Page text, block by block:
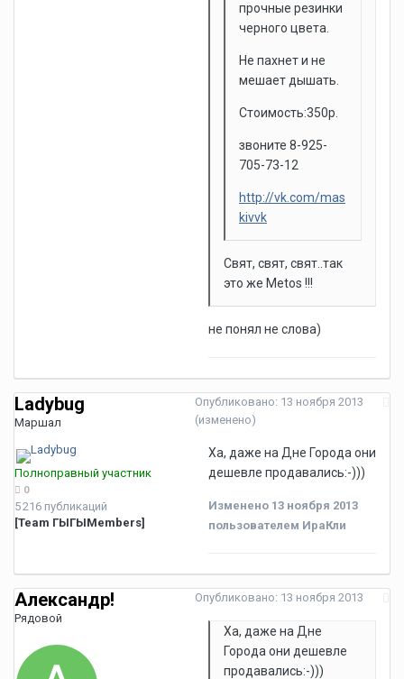
прочные резинки
черного цвета.
Не пахнет и не
мешает дышать.
Стоимость:350р.
звоните 8-925-
705-73-12
http://vk.com/mas
kivvk
Свят, свят, свят..так
это же Metos !!!
не понял не слова)
Ladybug
Маршал
Полноправный участник
0
5 216 публикаций
[Team ГЫГЫMembers]
Опубликовано: 13 ноября 2013
(изменено)
Ха, даже на Дне Города они
дешевле продавались:-)))
Изменено 13 ноября 2013
пользователем ИраКли
Александр!
Рядовой
Опубликовано: 13 ноября 2013
Ха, даже на Дне
Города они дешевле
продавались:-)))